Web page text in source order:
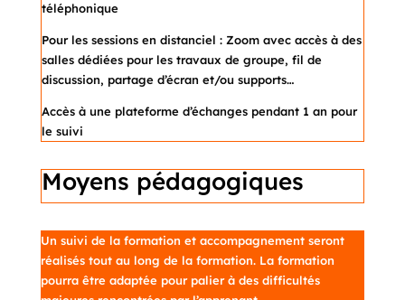
téléphonique
Pour les sessions en distanciel : Zoom avec accès à des
salles dédiées pour les travaux de groupe, fil de
discussion, partage d’écran et/ou supports…
Accès à une plateforme d’échanges pendant 1 an pour
le suivi
Moyens pédagogiques
Un suivi de la formation et accompagnement seront
réalisés tout au long de la formation. La formation
pourra être adaptée pour palier à des difficultés